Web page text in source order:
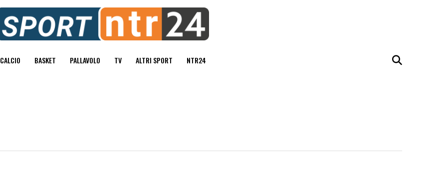
CALCIO BASKET PALLAVOLO TV ALTRI SPORT NTR24